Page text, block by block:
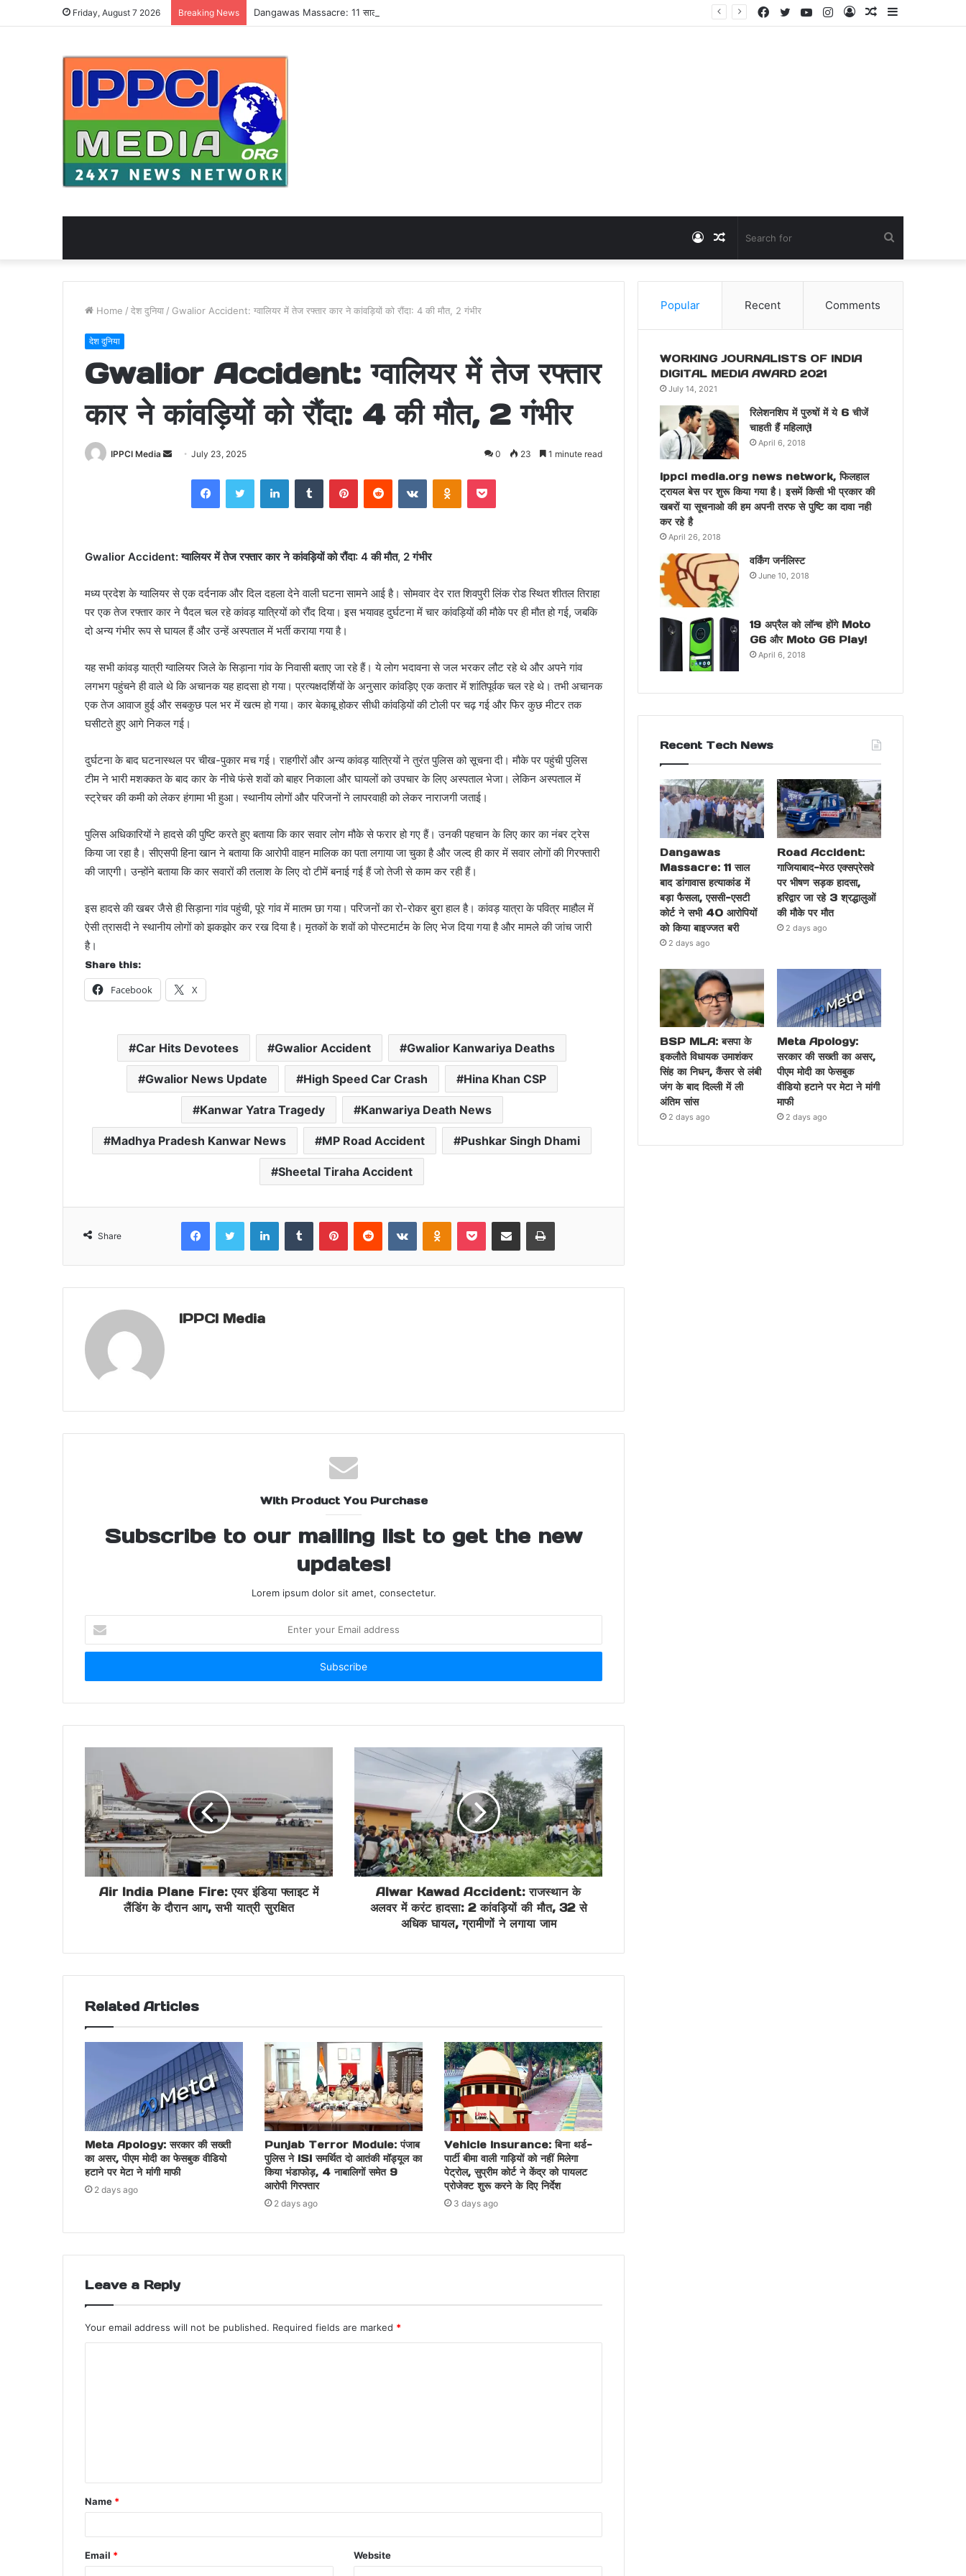
Friday, August 7 2026 Breaking News Sidebar
Random
Log
Instagram
YouTube
Twitter
Facebook
for
Random
Article
Log
In
Home / देश दुनिया / Gwalior Accident: ग्वालियर में तेज रफ्तार कार ने कांवड़ियों को रौंदा: 4 की मौत, 2 गंभीर
देश दुनिया
Gwalior Accident: ग्वालियर में तेज रफ्तार
कार ने कांवड़ियों को रौंदा: 4 की मौत, 2 गंभीर
IPPCI Media
SendJuly 23, 2025 0 23 1 minute read
FacebookTwitter LinkedInTumblr PinterestReddit VKontakteOdnoklassniki
Pocket
Gwalior Accident: ग्वालियर में तेज रफ्तार कार ने कांवड़ियों को रौंदा: 4 की मौत, 2 गंभीर
मध्य प्रदेश के ग्वालियर से एक दर्दनाक और दिल दहला देने वाली घटना सामने आई है। सोमवार देर रात शिवपुरी लिंक रोड स्थित शीतल तिराहा
पर एक तेज रफ्तार कार ने पैदल चल रहे कांवड़ यात्रियों को रौंद दिया। इस भयावह दुर्घटना में चार कांवड़ियों की मौके पर ही मौत हो गई, जबकि
दो अन्य गंभीर रूप से घायल हैं और उन्हें अस्पताल में भर्ती कराया गया है।
यह सभी कांवड़ यात्री ग्वालियर जिले के सिड़ाना गांव के निवासी बताए जा रहे हैं। ये लोग भदावना से जल भरकर लौट रहे थे और अपने गांव
लगभग पहुंचने ही वाले थे कि अचानक यह हादसा हो गया। प्रत्यक्षदर्शियों के अनुसार कांवड़िए एक कतार में शांतिपूर्वक चल रहे थे। तभी अचानक
एक तेज आवाज हुई और सबकुछ पल भर में खत्म हो गया। कार बेकाबू होकर सीधी कांवड़ियों की टोली पर चढ़ गई और फिर कुछ मीटर तक
घसीटते हुए आगे निकल गई।
दुर्घटना के बाद घटनास्थल पर चीख-पुकार मच गई। राहगीरों और अन्य कांवड़ यात्रियों ने तुरंत पुलिस को सूचना दी। मौके पर पहुंची पुलिस
टीम ने भारी मशक्कत के बाद कार के नीचे फंसे शवों को बाहर निकाला और घायलों को उपचार के लिए अस्पताल भेजा। लेकिन अस्पताल में
स्ट्रेचर की कमी को लेकर हंगामा भी हुआ। स्थानीय लोगों और परिजनों ने लापरवाही को लेकर नाराजगी जताई।
पुलिस अधिकारियों ने हादसे की पुष्टि करते हुए बताया कि कार सवार लोग मौके से फरार हो गए हैं। उनकी पहचान के लिए कार का नंबर ट्रेस
किया जा रहा है। सीएसपी हिना खान ने बताया कि आरोपी वाहन मालिक का पता लगाया जा चुका है और जल्द ही कार में सवार लोगों की गिरफ्तारी
की जाएगी। उन्होंने बताया कि कार सवारों की तलाश के लिए दो टीमें बनाई गई हैं जो तेजी से काम कर रही हैं।
इस हादसे की खबर जैसे ही सिड़ाना गांव पहुंची, पूरे गांव में मातम छा गया। परिजनों का रो-रोकर बुरा हाल है। कांवड़ यात्रा के पवित्र माहौल में
ऐसी त्रासदी ने स्थानीय लोगों को झकझोर कर रख दिया है। मृतकों के शवों को पोस्टमार्टम के लिए भेज दिया गया है और मामले की जांच जारी
है।
Share this:
Facebook X
Car Hits Devotees Gwalior Accident Gwalior Kanwariya Deaths
Gwalior News Update High Speed Car Crash Hina Khan CSP
Kanwar Yatra Tragedy Kanwariya Death News
Madhya Pradesh Kanwar News MP Road Accident Pushkar Singh Dhami
Sheetal Tiraha Accident
Share
FacebookTwitter LinkedInTumblr PinterestReddit VKontakteOdnoklassniki
Pocket Share via Email Print
IPPCI Media
With Product You Purchase
Subscribe to our mailing list to get the new
updates!
Lorem ipsum dolor sit amet, consectetur.
your
Email
Air India Plane Fire: एयर इंडिया फ्लाइट में
लैंडिंग के दौरान आग, सभी यात्री सुरक्षित
Alwar Kawad Accident: राजस्थान के
अलवर में करंट हादसा: 2 कांवड़ियों की मौत, 32 से
अधिक घायल, ग्रामीणों ने लगाया जाम
Related Articles
Meta Apology: सरकार की सख्ती
का असर, पीएम मोदी का फेसबुक वीडियो
हटाने पर मेटा ने मांगी माफी
2 days ago
Punjab Terror Module: पंजाब
पुलिस ने ISI समर्थित दो आतंकी मॉड्यूल का
किया भंडाफोड़, 4 नाबालिगों समेत 9
आरोपी गिरफ्तार
2 days ago
Vehicle Insurance: बिना थर्ड-
पार्टी बीमा वाली गाड़ियों को नहीं मिलेगा
पेट्रोल, सुप्रीम कोर्ट ने केंद्र को पायलट
प्रोजेक्ट शुरू करने के दिए निर्देश
3 days ago
Leave a Reply
Your email address will not be published. Required fields are marked *
Name *
Email * Website
Popular Recent Comments
WORKING JOURNALISTS OF INDIA
DIGITAL MEDIA AWARD 2021
July 14, 2021
रिलेशनशिप में पुरुषों में ये 6 चीजें
चाहती हैं महिलाएं!
April 6, 2018
ippci media.org news network, फिलहाल
ट्रायल बेस पर शुरू किया गया है। इसमें किसी भी प्रकार की
खबरों या सूचनाओ की हम अपनी तरफ से पुष्टि का दावा नही
कर रहे है
April 26, 2018
वर्किंग जर्नलिस्ट
June 10, 2018
19 अप्रैल को लॉन्च होंगे Moto
G6 और Moto G6 Play!
April 6, 2018
Recent Tech News
Dangawas
Massacre: 11 साल
बाद डांगावास हत्याकांड में
बड़ा फैसला, एससी-एसटी
कोर्ट ने सभी 40 आरोपियों
को किया बाइज्जत बरी
2 days ago
Road Accident:
गाजियाबाद-मेरठ एक्सप्रेसवे
पर भीषण सड़क हादसा,
हरिद्वार जा रहे 3 श्रद्धालुओं
की मौके पर मौत
2 days ago
BSP MLA: बसपा के
इकलौते विधायक उमाशंकर
सिंह का निधन, कैंसर से लंबी
जंग के बाद दिल्ली में ली
अंतिम सांस
2 days ago
Meta Apology:
सरकार की सख्ती का असर,
पीएम मोदी का फेसबुक
वीडियो हटाने पर मेटा ने मांगी
माफी
2 days ago